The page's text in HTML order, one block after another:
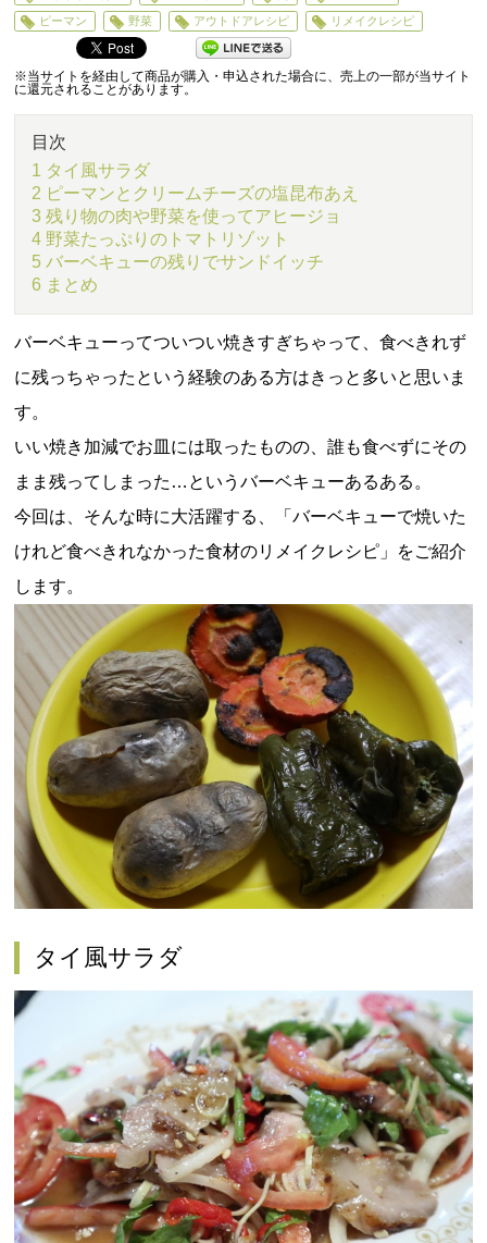
5
ピーマン
野菜 アウトドアレシピ リメイクレシピ
※当サイトを経由して商品が購入・申込された場合に、売上の一部が当サイト
に還元されることがあります。
目次
1 タイ風サラダ
2 ピーマンとクリームチーズの塩昆布あえ
3 残り物の肉や野菜を使ってアヒージョ
4 野菜たっぷりのトマトリゾット
5 バーベキューの残りでサンドイッチ
6 まとめ
バーベキューってついつい焼きすぎちゃって、食べきれず
に残っちゃったという経験のある方はきっと多いと思いま
す。
いい焼き加減でお皿には取ったものの、誰も食べずにその
まま残ってしまった…というバーベキューあるある。
今回は、そんな時に大活躍する、「バーベキューで焼いた
けれど食べきれなかった食材のリメイクレシピ」をご紹介
します。
タイ風サラダ